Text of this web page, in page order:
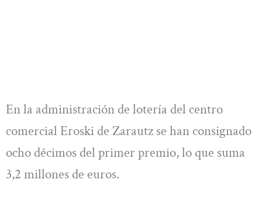
En la administración de lotería del centro
comercial Eroski de Zarautz se han consignado
ocho décimos del primer premio, lo que suma
3,2 millones de euros.